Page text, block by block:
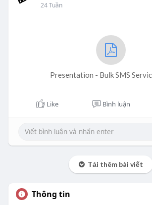
24 Tuần
Presentation - Bulk SMS
Like Bình luận
Tải thêm bài viết
Thông tin